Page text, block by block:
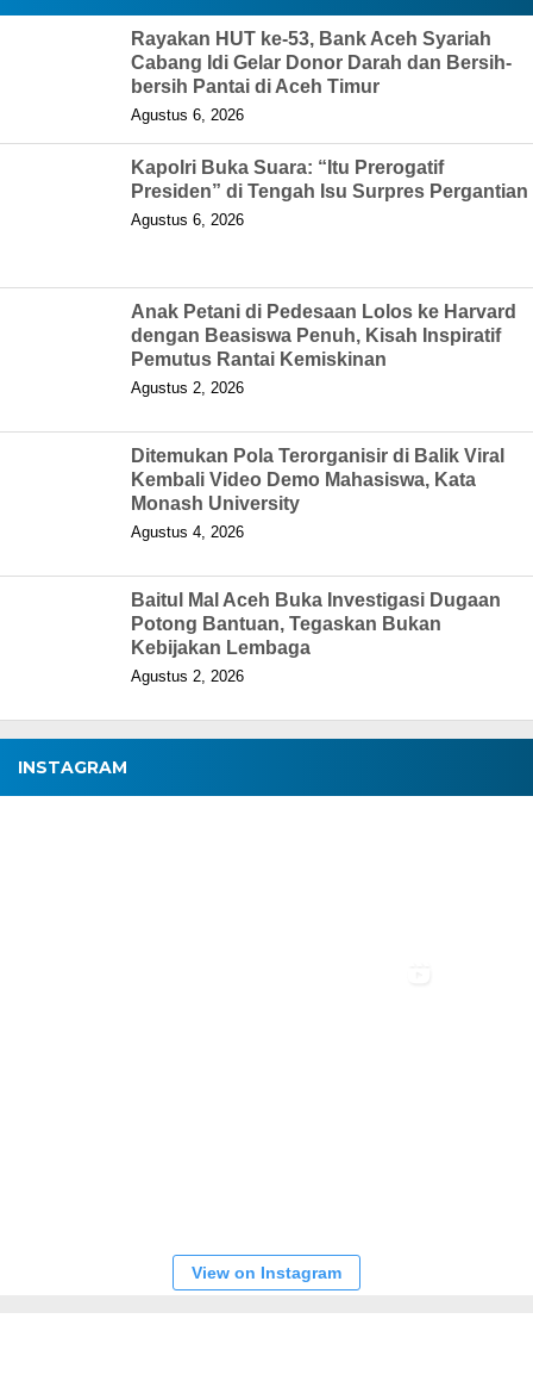
Rayakan HUT ke-53, Bank Aceh Syariah
Cabang Idi Gelar Donor Darah dan Bersih-
bersih Pantai di Aceh Timur
Agustus 6, 2026
Kapolri Buka Suara: “Itu Prerogatif
Presiden” di Tengah Isu Surpres Pergantian
Agustus 6, 2026
Anak Petani di Pedesaan Lolos ke Harvard
dengan Beasiswa Penuh, Kisah Inspiratif
Pemutus Rantai Kemiskinan
Agustus 2, 2026
Ditemukan Pola Terorganisir di Balik Viral
Kembali Video Demo Mahasiswa, Kata
Monash University
Agustus 4, 2026
Baitul Mal Aceh Buka Investigasi Dugaan
Potong Bantuan, Tegaskan Bukan
Kebijakan Lembaga
Agustus 2, 2026
INSTAGRAM
View on Instagram